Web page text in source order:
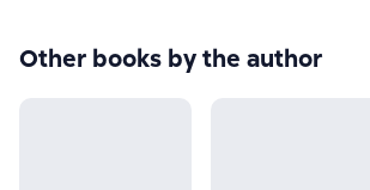
Other books by the author